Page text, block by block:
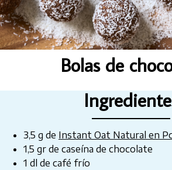
Bolas de
3,5 g de Instant Oat Natural en
1,5 gr de caseína de chocolate
1 dl de café frío